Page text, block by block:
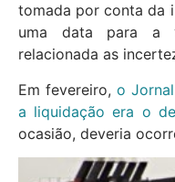
tomada por conta da
uma data para a
relacionada as
Em fevereiro, o
a liquidação era o
ocasião, deveria